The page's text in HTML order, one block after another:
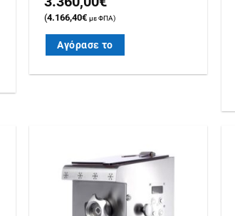
(4.166,40€ με ΦΠΑ)
Αγόρασε το
στην λίστα
επιθυμιών